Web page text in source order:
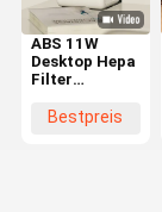
ABS 11W
Desktop Hepa
Filter
für kleine
Bestpreis